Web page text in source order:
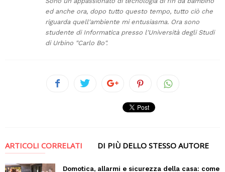
ed anche ora, dopo tutto questo tempo, tutto ciò che
riguarda quell'ambiente mi entusiasma. Ora sono
studente di Informatica presso l'Università degli Studi
di Urbino "Carlo Bo".
ARTICOLI CORRELATI DI PIÙ DELLO STESSO AUTORE
Domotica, allarmi e sicurezza della casa: come